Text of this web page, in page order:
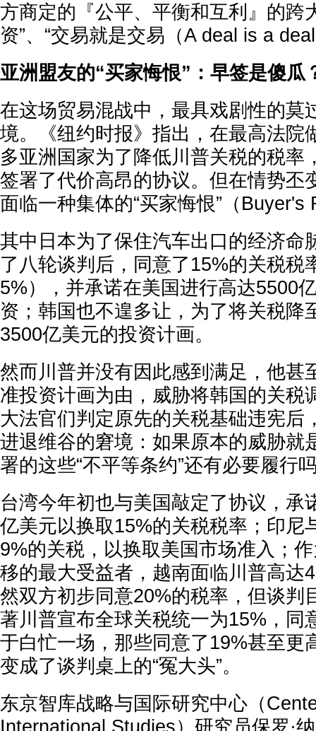
方商定的『公平、平衡和互利』的跨
资”、“交易就是交易（A deal is a
亚洲盟友的“买家悔恨”：早签是傻瓜
在这场贸易混战中，最具戏剧性的莫
境。《纽约时报》指出，在最高法院
多亚洲国家为了降低川普关税的税率
签署了代价高昂的协议。但在情势丕
面临一种集体的“买家悔恨”（Buyer's
其中日本为了保住汽车出口的经济命
了八轮谈判后，同意了15%的关税税
5%），并承诺在美国进行高达5500
资；韩国也不遑多让，为了将关税降
3500亿美元的投资计画。
然而川普并没有因此感到满足，他甚
准投资计画为由，威胁将韩国的关税
大法官们判定原先的关税基础违宪后
进退维谷的窘境：如果原本的威胁就
署的这些“不平等条约”还有必要履行
台湾今年初也与美国敲定了协议，承
亿美元以换取15%的关税税率；印尼
9%的关税，以换取美国市场准入；
移的最大受益者，越南面临川普高达
然双方初步同意20%的税率，但谈判
著川普宣布全球关税统一为15%，同
于白忙一场，那些同意了19%甚至更
变成了谈判桌上的“冤大头”。
东京智库战略与国际研究中心（
International Studies）研究员保罗·